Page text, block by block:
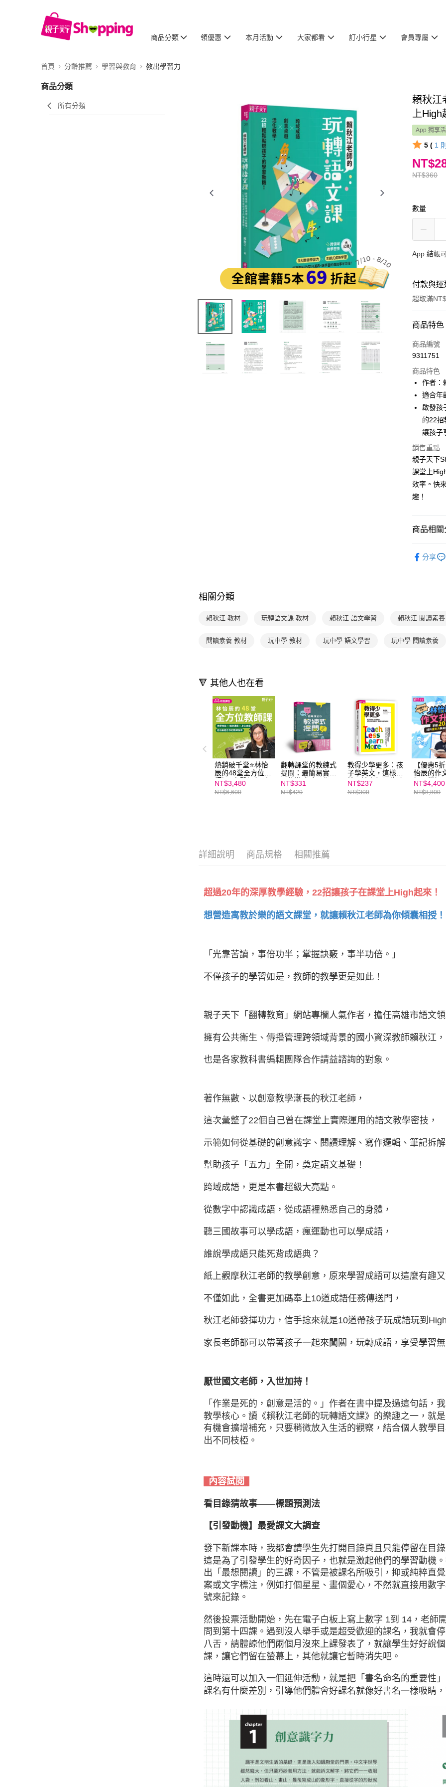
商品分類 領優惠 本月活動 大家都看 訂小行星 會員專屬
首頁 分齡推薦 學習與教育 教出學習力
商品分類
所有分類
賴秋江
上High
App 獨享
5 ( 1
NT$360
數量
App 結帳
付款與運
超取滿
付款方式
信用卡一次
Apple Pay
大哥付你
相關說明
【大哥付
1.本服務
2.付款方
流程，驗
完成交易。
3.實際核
4.訂單成
消。如遇
【繳款方式
2.透過簡
【注意事
1.本服務
3.完整用戶
【關於「
AFTEE先
１．簡單
２．便利
３．安心
付」結帳
／ATM／
１．透過
交易，需
任。
４．使用
即時審查
結果請求
５．嚴禁
形，恩沛
動。
ATM付款
運送方式
每筆
每筆
商品特色
商品編號
9311751
商品特色
作者：
適合年
啟發孩
的22招
讓孩子
銷售重點
親子天下
課堂上
效率。快
趣！
商品相關
分享
相關分類
賴秋江 教材 玩轉語文課 教材 賴秋江 語文學習 賴秋江 閱讀素養
閱讀素養 教材 玩中學 教材 玩中學 語文學習 玩中學 閱讀素養
🔻 其他人也在看
熱銷破千堂⭐️林怡
辰的48堂全方位教
師課 (有聲課程)｜
資深國小教師淬鍊
18年的教學精華
NT$3,480
NT$6,600
翻轉課堂的教練式
提問：最簡易實踐
又能激發孩子學習
動機的3W對話
NT$331
NT$420
教得少學更多：孩
子學英文，這樣開
始！讓有興趣的聽
和讀，激發能活用
的說與寫
NT$237
NT$300
【優惠5
怡辰的作
課：掌握
技巧，提
與未來實
NT$4,400
NT$8,800
詳細說明 商品規格 相關推薦
超過20年的深厚教學經驗，22招讓孩子在課堂上High起來！
想營造寓教於樂的語文課堂，就讓賴秋江老師為你傾囊相授！
「光靠苦讀，事倍功半；掌握訣竅，事半功倍。」
不僅孩子的學習如是，教師的教學更是如此！
親子天下「翻轉教育」網站專欄人氣作者，擔任高雄市語文
擁有公共衛生、傳播管理跨領域背景的國小資深教師賴秋江，
也是各家教科書編輯團隊合作請益諮詢的對象。
著作無數、以創意教學漸長的秋江老師，
這次彙整了22個自己曾在課堂上實際運用的語文教學密技，
示範如何從基礎的創意識字、閱讀理解、寫作邏輯、筆記拆
幫助孩子「五力」全開，奠定語文基礎！
跨域成語，更是本書超級大亮點。
從數字中認識成語，從成語裡熟悉自己的身體，
聽三國故事可以學成語，瘋運動也可以學成語，
誰說學成語只能死背成語典？
紙上觀摩秋江老師的教學創意，原來學習成語可以這麼有趣又
不僅如此，全書更加碼奉上10道成語任務傳送門，
秋江老師發揮功力，信手捻來就是10道帶孩子玩成語玩到
家長老師都可以帶著孩子一起來闖關，玩轉成語，享受學習無
厭世國文老師，入世加持！
「作業是死的，創意是活的。」作者在書中提及過這句話，
教學核心。讀《賴秋江老師的玩轉語文課》的樂趣之一，就
有機會擴增補充，只要稍微放入生活的觀察，結合個人教學
出不同枝椏。
內容試閱
看目錄猜故事——標題預測法
【引發動機】最愛課文大調查
發下新課本時，我都會請學生先打開目錄頁且只能停留在目
這是為了引發學生的好奇因子，也就是激起他們的學習動機
出「最想閱讀」的三課，不管是被課名所吸引，抑或純粹直
案或文字標注，例如打個星星、畫個愛心，不然就直接用數
號來記錄。
然後投票活動開始，先在電子白板上寫上數字 1到 14，老師
問到第十四課。遇到沒人舉手或是超受歡迎的課名，我就會
八舌，請體諒他們兩個月沒來上課發表了，就讓學生好好說
課，讓它們留在螢幕上，其他就讓它暫時消失吧。
這時還可以加入一個延伸活動，就是把「書名命名的重要性
課名有什麼差別，引導他們體會好課名就像好書名一樣吸睛